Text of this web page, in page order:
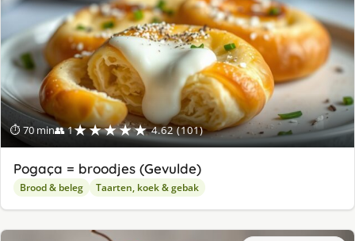
⏱ 70 min👥 1★★★★★ 4.62 (101)
Pogaça = broodjes (Gevulde)
Brood & beleg Taarten, koek & gebak